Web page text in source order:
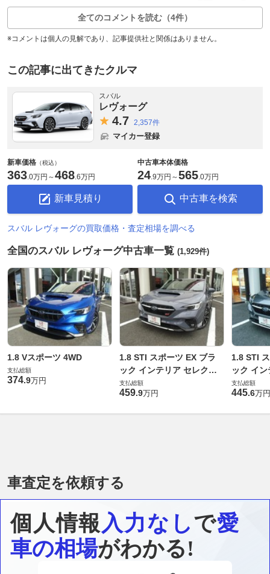
全てのコメントを読む（4件）
※コメントは個人の見解であり、記事提供社と関係はありません。
この記事に出てきたクルマ
スバル
レヴォーグ
4.7 2,357件
マイカー登録
新車価格 （税込）
363 0万円 ～468 6万円
新車見積り
中古車本体価格
24 9万円 ～565 0万円
中古車を検索
スバル レヴォーグの買取価格・査定相場を調べる
全国のスバル レヴォーグ中古車一覧 (1,929件)
1.8 Vスポーツ 4WD
支払総額
374.9万円
1.8 STI スポーツ EX ブラ
ック インテリア セレクシ
ョン 4WD
支払総額
459.9万円
1.8 STI
ック イ
ョン 4WD
支払総額
445.6万円
車査定を依頼する
個人情報 入力なしで愛
車の相場がわかる!